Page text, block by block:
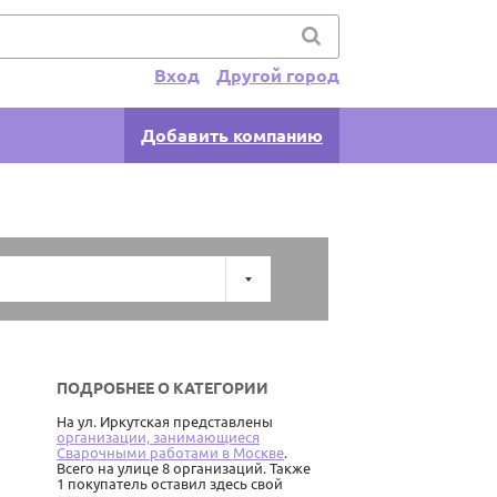
Другой город
Вход
Добавить компанию
ПОДРОБНЕЕ О КАТЕГОРИИ
На ул. Иркутская представлены
организации, занимающиеся
Сварочными работами в Москве.
Всего на улице 8 организаций. Также
1 покупатель оставил здесь свой